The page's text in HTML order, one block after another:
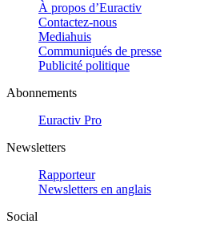
À propos d’Euractiv
Contactez-nous
Mediahuis
Communiqués de presse
Publicité politique
Abonnements
Euractiv Pro
Newsletters
Rapporteur
Newsletters en anglais
Social